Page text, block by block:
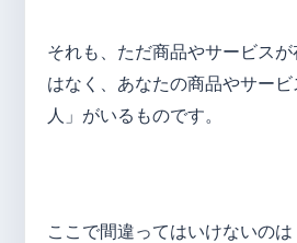
それも、ただ商品やサービス
はなく、あなたの商品やサー
人」がいるものです。
ここで間違ってはいけないの